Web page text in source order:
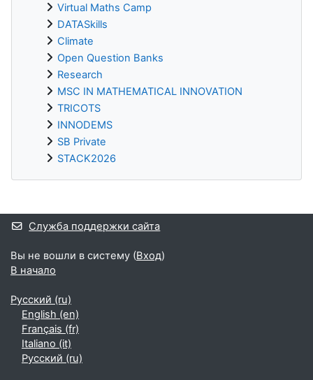
Virtual Maths Camp
DATASkills
Climate
Open Question Banks
Research
MSC IN MATHEMATICAL INNOVATION
TRICOTS
INNODEMS
SB Private
STACK2026
Дополнительные блоки
Служба поддержки сайта
Вы не вошли в систему (Вход)
В начало
Русский ‎(ru)‎
English ‎(en)‎
Français ‎(fr)‎
Italiano ‎(it)‎
Русский ‎(ru)‎